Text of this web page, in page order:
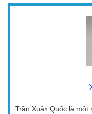
Trần Xuân Quốc là một